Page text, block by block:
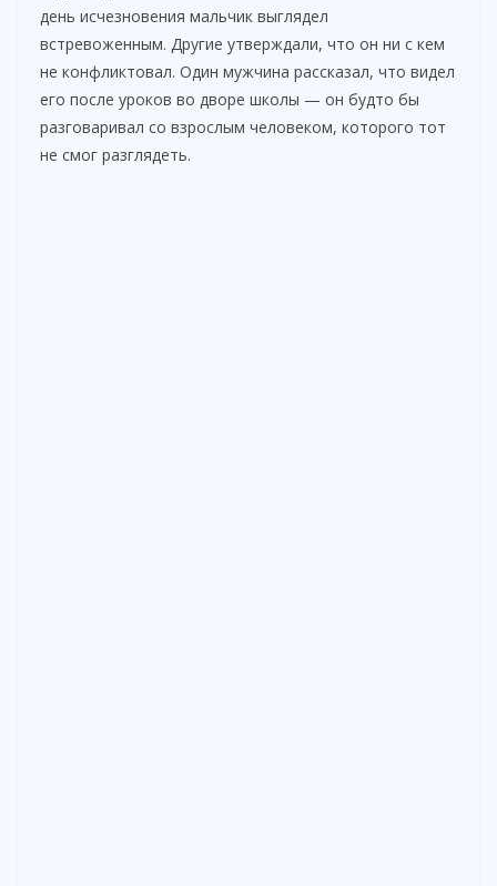
день исчезновения мальчик выглядел
встревоженным. Другие утверждали, что он ни с кем
не конфликтовал. Один мужчина рассказал, что видел
его после уроков во дворе школы — он будто бы
разговаривал со взрослым человеком, которого тот
не смог разглядеть.